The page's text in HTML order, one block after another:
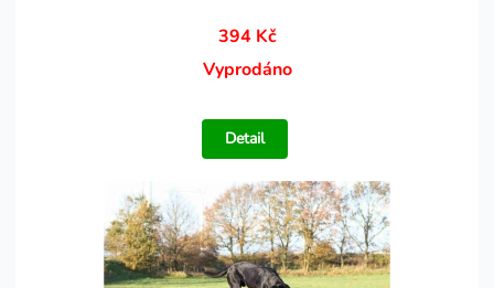
394 Kč
Vyprodáno
Detail